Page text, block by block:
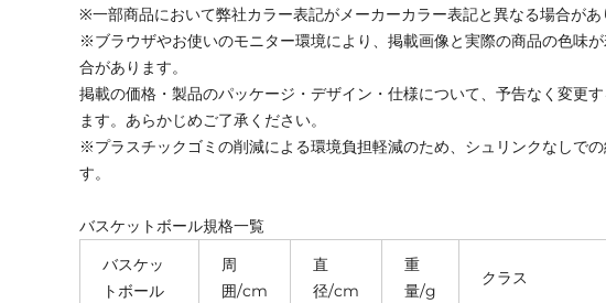
※一部商品において弊社カラー表記がメーカーカラー表記と異なる場合があ
※ブラウザやお使いのモニター環境により、掲載画像と実際の商品の色味
合があります。
掲載の価格・製品のパッケージ・デザイン・仕様について、予告なく変更
ます。あらかじめご了承ください。
※プラスチックゴミの削減による環境負担軽減のため、シュリンクなしでの
す。
バスケットボール規格一覧
バスケッ
トボール
周
囲/cm
直
径/cm
重
量/g
クラス